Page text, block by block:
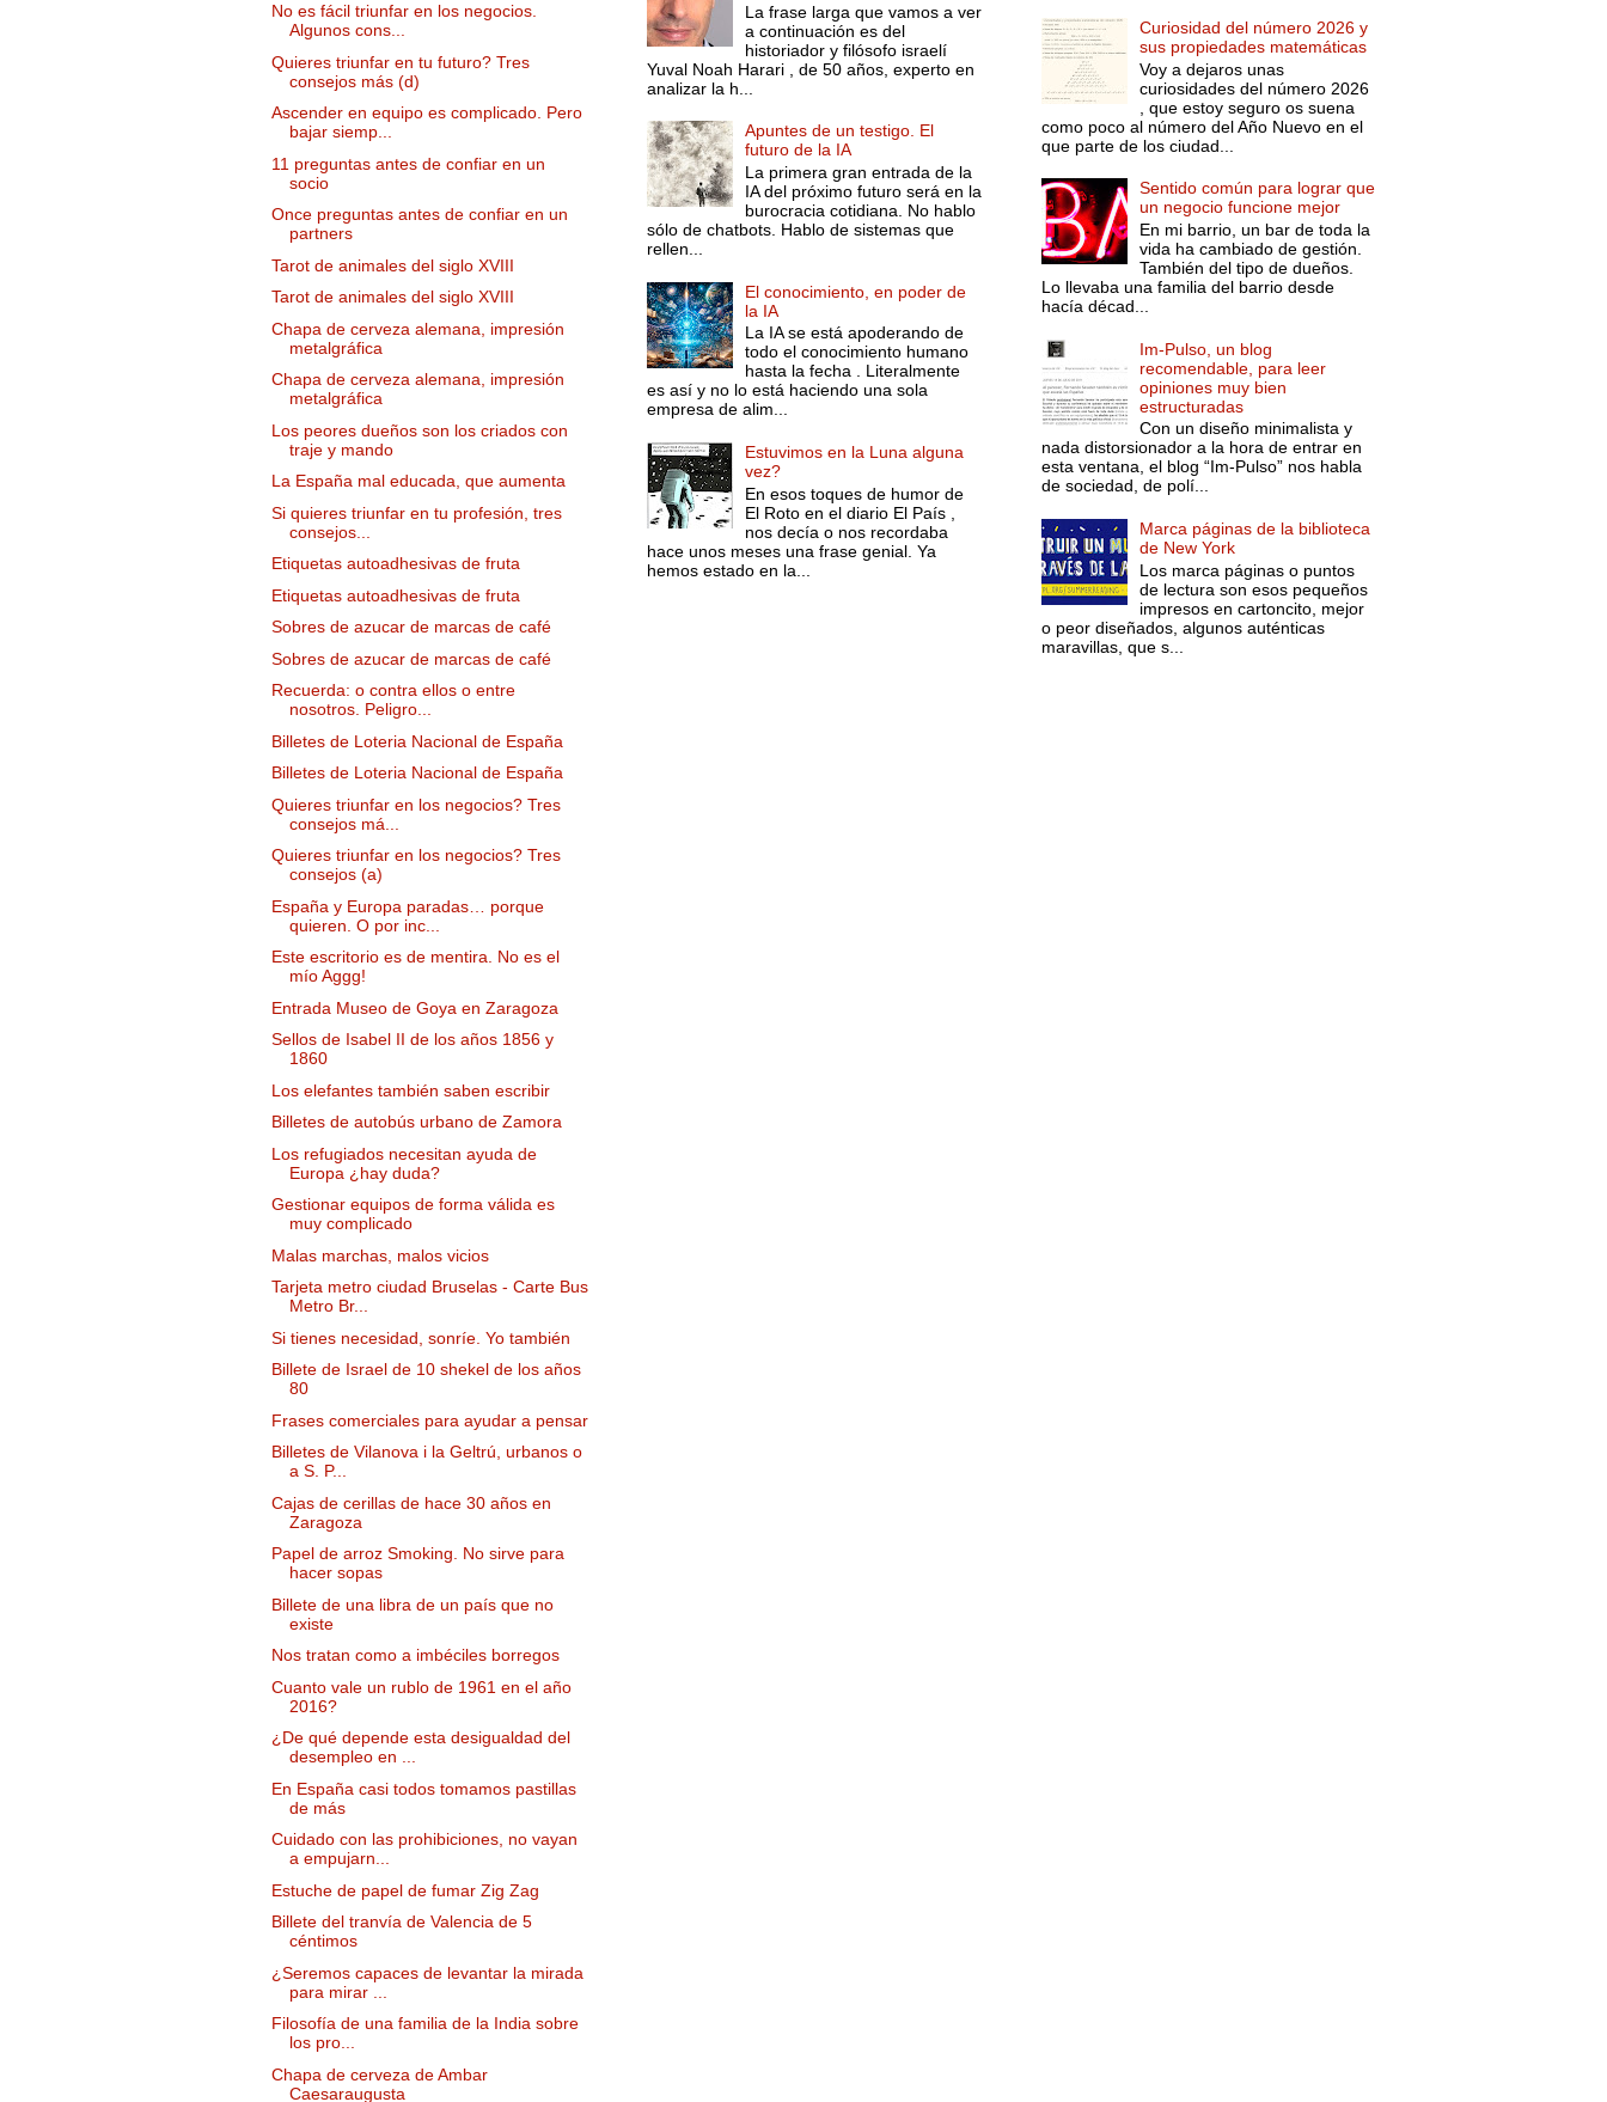
No es fácil triunfar en los negocios.
Algunos cons...
Quieres triunfar en tu futuro? Tres
consejos más (d)
Ascender en equipo es complicado. Pero
bajar siemp...
11 preguntas antes de confiar en un
socio
Once preguntas antes de confiar en un
partners
Tarot de animales del siglo XVIII
Tarot de animales del siglo XVIII
Chapa de cerveza alemana, impresión
metalgráfica
Chapa de cerveza alemana, impresión
metalgráfica
Los peores dueños son los criados con
traje y mando
La España mal educada, que aumenta
Si quieres triunfar en tu profesión, tres
consejos...
Etiquetas autoadhesivas de fruta
Etiquetas autoadhesivas de fruta
Sobres de azucar de marcas de café
Sobres de azucar de marcas de café
Recuerda: o contra ellos o entre
nosotros. Peligro...
Billetes de Loteria Nacional de España
Billetes de Loteria Nacional de España
Quieres triunfar en los negocios? Tres
consejos má...
Quieres triunfar en los negocios? Tres
consejos (a)
España y Europa paradas… porque
quieren. O por inc...
Este escritorio es de mentira. No es el
mío Aggg!
Entrada Museo de Goya en Zaragoza
Sellos de Isabel II de los años 1856 y
1860
Los elefantes también saben escribir
Billetes de autobús urbano de Zamora
Los refugiados necesitan ayuda de
Europa ¿hay duda?
Gestionar equipos de forma válida es
muy complicado
Malas marchas, malos vicios
Tarjeta metro ciudad Bruselas - Carte Bus
Metro Br...
Si tienes necesidad, sonríe. Yo también
Billete de Israel de 10 shekel de los años
80
Frases comerciales para ayudar a pensar
Billetes de Vilanova i la Geltrú, urbanos o
a S. P...
Cajas de cerillas de hace 30 años en
Zaragoza
Papel de arroz Smoking. No sirve para
hacer sopas
Billete de una libra de un país que no
existe
Nos tratan como a imbéciles borregos
Cuanto vale un rublo de 1961 en el año
2016?
¿De qué depende esta desigualdad del
desempleo en ...
En España casi todos tomamos pastillas
de más
Cuidado con las prohibiciones, no vayan
a empujarn...
Estuche de papel de fumar Zig Zag
Billete del tranvía de Valencia de 5
céntimos
¿Seremos capaces de levantar la mirada
para mirar ...
Filosofía de una familia de la India sobre
los pro...
Chapa de cerveza de Ambar
Caesaraugusta
La frase larga que vamos a ver
a continuación es del
historiador y filósofo israelí
Yuval Noah Harari , de 50 años, experto en
analizar la h...
Apuntes de un testigo. El
futuro de la IA
La primera gran entrada de la
IA del próximo futuro será en la
burocracia cotidiana. No hablo
sólo de chatbots. Hablo de sistemas que
rellen...
El conocimiento, en poder de
la IA
La IA se está apoderando de
todo el conocimiento humano
hasta la fecha . Literalmente
es así y no lo está haciendo una sola
empresa de alim...
Estuvimos en la Luna alguna
vez?
En esos toques de humor de
El Roto en el diario El País ,
nos decía o nos recordaba
hace unos meses una frase genial. Ya
hemos estado en la...
Curiosidad del número 2026 y
sus propiedades matemáticas
Voy a dejaros unas
curiosidades del número 2026
, que estoy seguro os suena
como poco al número del Año Nuevo en el
que parte de los ciudad...
Sentido común para lograr que
un negocio funcione mejor
En mi barrio, un bar de toda la
vida ha cambiado de gestión.
También del tipo de dueños.
Lo llevaba una familia del barrio desde
hacía décad...
Im-Pulso, un blog
recomendable, para leer
opiniones muy bien
estructuradas
Con un diseño minimalista y
nada distorsionador a la hora de entrar en
esta ventana, el blog “Im-Pulso” nos habla
de sociedad, de polí...
Marca páginas de la biblioteca
de New York
Los marca páginas o puntos
de lectura son esos pequeños
impresos en cartoncito, mejor
o peor diseñados, algunos auténticas
maravillas, que s...